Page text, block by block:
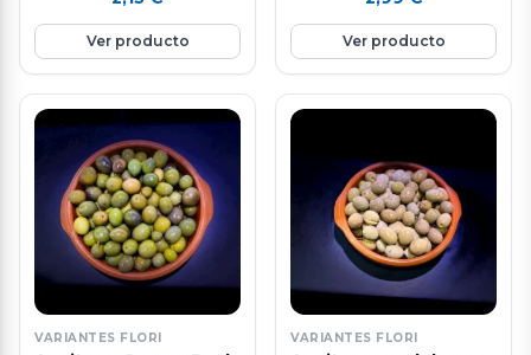
Ver producto Ver producto
VARIANTES FLORI VARIANTES FLORI